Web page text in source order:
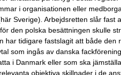
i organisationen eller
Sverige). Arbejdsretten slår fast
den polska besättningen skulle
har tidigare fastslagit att både den
som ingås av danska
i Danmark eller som ska
objektiva skillnader i de